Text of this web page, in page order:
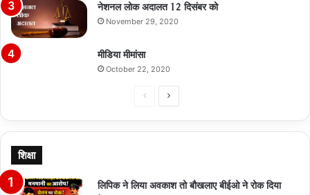
नेशनल लोक अदालत 12 दिसंबर को
November 29, 2020
मीडिया मीमांसा
October 22, 2020
PreviousNext
शिक्षा
लिपिक ने लिया अवकाश तो बौखलाए बीईओ ने रोक दिया